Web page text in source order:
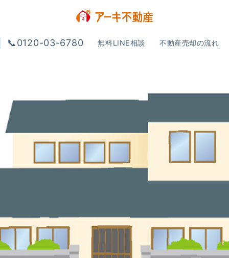
📞0120-03-6780 無料LINE相談 不動産売却の流れ